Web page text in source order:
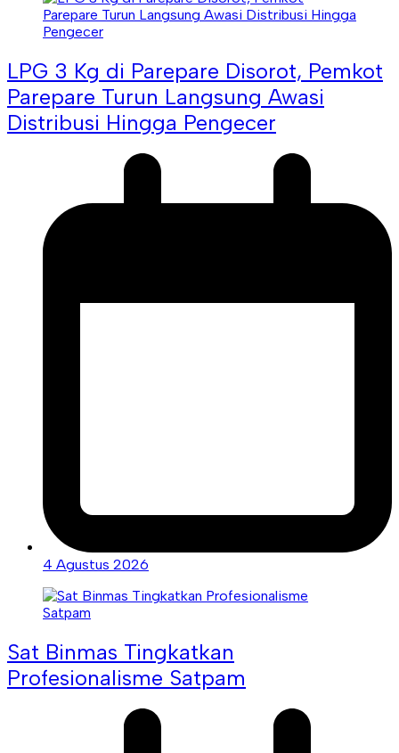
LPG 3 Kg di Parepare Disorot, Pemkot
Parepare Turun Langsung Awasi
Distribusi Hingga Pengecer
4 Agustus 2026
Sat Binmas Tingkatkan
Profesionalisme Satpam